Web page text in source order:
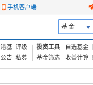
手机客户端
基 金
港基 评级
公告 私募
投资工具 自选基金
基金筛选
收益计算